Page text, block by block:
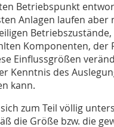
Betriebspunkt
Anlagen laufen aber
Komponenten, der
Einflussgrößen
Kenntnis des
kann.
zum Teil völlig
die Größe bzw. die